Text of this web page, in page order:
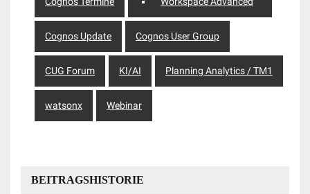
Cognos Update Cognos User Group
CUG Forum KI/AI Planning Analytics / TM1
watsonx Webinar
BEITRAGSHISTORIE